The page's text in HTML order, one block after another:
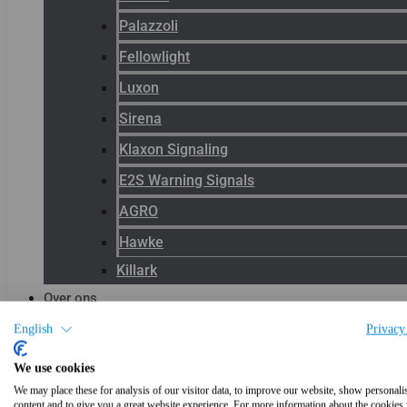
English
We use cookies
We may place these for analysis of our visitor data, to improve our website, show
Palazzoli
Fellowlight
Luxon
Sirena
Klaxon Signaling
E2S Warning Signals
AGRO
Hawke
Killark
Over ons
Blog
Productnieuws